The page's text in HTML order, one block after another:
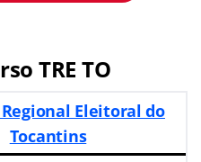
TRE TO
Eleitoral do
Tocantins